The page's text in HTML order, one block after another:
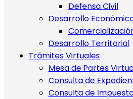
Defensa Civil
Desarrollo
Desarrollo Territorial
Trámites Virtuales
Mesa de Partes
Consulta de
Consulta de